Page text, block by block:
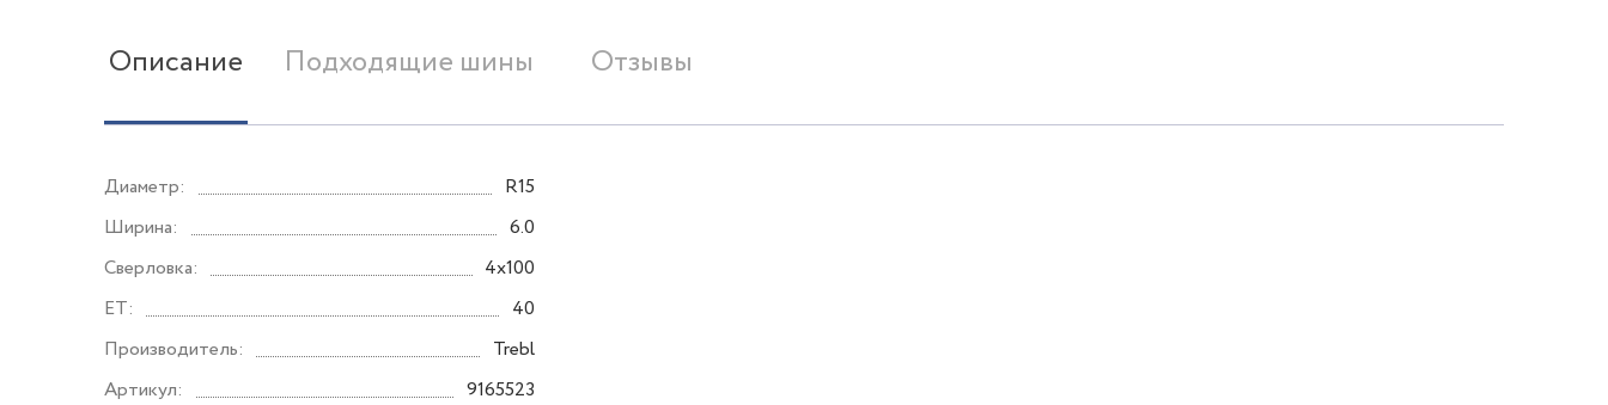
Описание Подходящие шины Отзывы
Диаметр:
R15
Ширина:
6.0
Сверловка:
4x100
ET:
40
Производитель:
Trebl
Артикул:
9165523